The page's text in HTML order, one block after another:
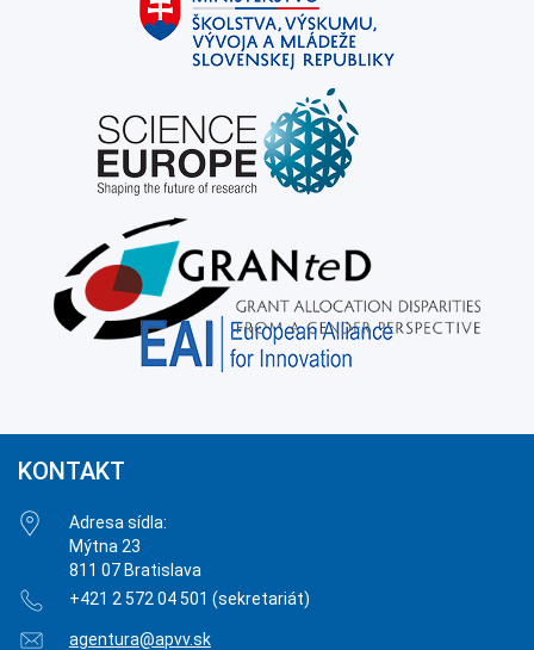
KONTAKT
Adresa sídla:
Mýtna 23
811 07 Bratislava
+421 2 572 04 501 (sekretariát)
agentura@apvv.sk